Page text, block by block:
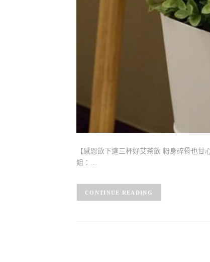
【感恩飲下這三杯好艾茶飲 粉身碎骨也
姐：…
CONTINUE READING